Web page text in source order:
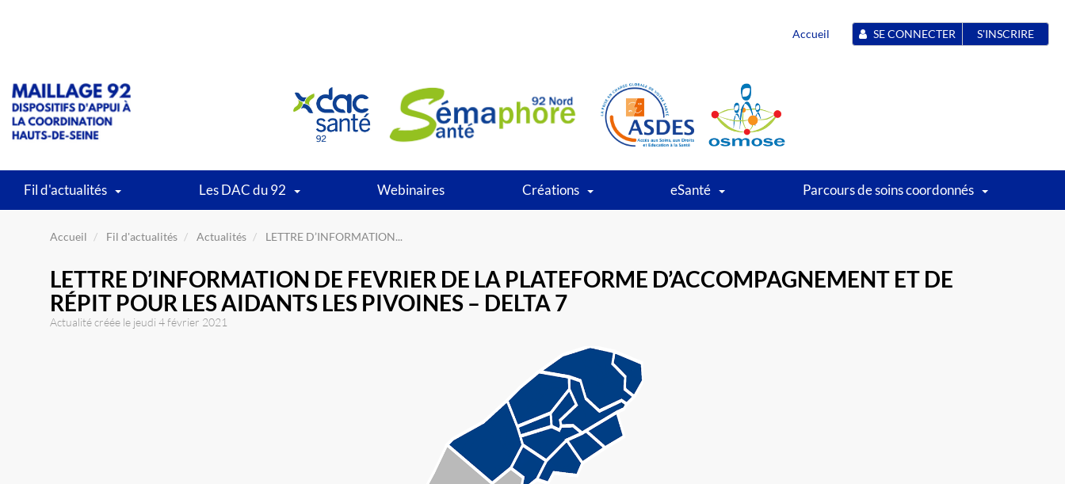
Accueil SE CONNECTER S'INSCRIRE
Fil d'actualités Les DAC du 92 Webinaires Créations eSanté Parcours de soins coordonnés
Accueil Fil d'actualités Actualités LETTRE D’INFORMATION...
LETTRE D’INFORMATION DE FEVRIER DE LA PLATEFORME D’ACCOMPAGNEMENT ET DE
RÉPIT POUR LES AIDANTS LES PIVOINES – DELTA 7
Actualité créée le jeudi 4 février 2021